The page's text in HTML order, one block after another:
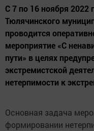
С 7 по 16 ноября 2022
Тюлячинского
проводится
мероприятие «С
пути» в целях
экстремистской
нетерпимости к
Основная задача
формировании